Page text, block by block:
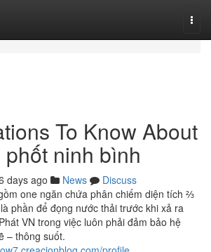
To Know About
ninh bình
days ago News
Discuss
one ngăn chứa phân chiếm diện tích ⅔
phần để đọng nước thải trước khi xả ra
VN trong việc luôn phải đảm bảo hệ
– thông suốt.